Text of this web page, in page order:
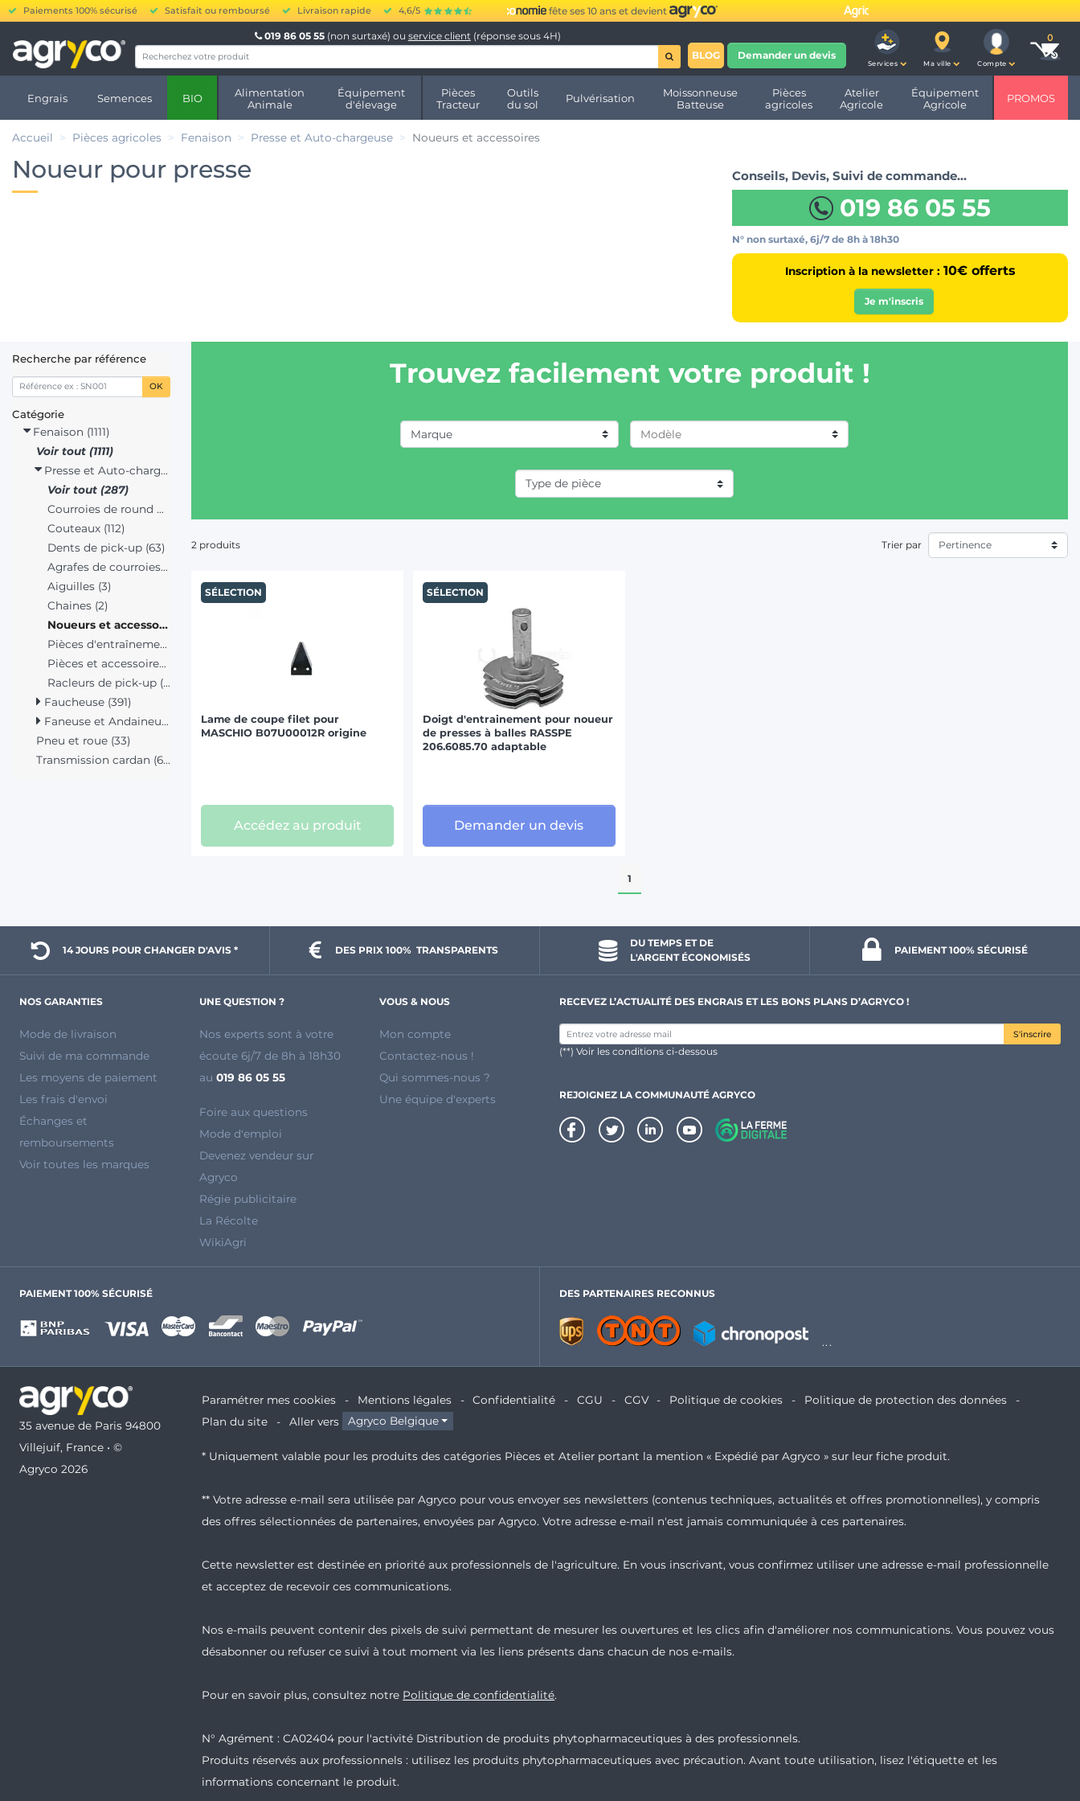
Paiements 100% sécurisé Satisfait ou remboursé Livraison rapide 4,6/5 fête ses 10 ans et devient
019 86 05 55 (non surtaxé) ou service client (réponse sous 4H)
BLOG
Demander un devis
Services Ma ville Compte
Engrais Semences BIO
Alimentation
Animale
Équipement
d'élevage
Pièces
Tracteur
Outils
du sol
Pulvérisation
Moissonneuse
Batteuse
Pièces
agricoles
Atelier
Agricole
Équipement
Agricole
PROMOS
Accueil Pièces agricoles Fenaison Presse et Auto-chargeuse Noueurs et accessoires
Noueur pour presse Conseils, Devis, Suivi de commande…
019 86 05 55
N° non surtaxé, 6j/7 de 8h à 18h30
Inscription à la newsletter : 10€ offerts
Je m'inscris
Recherche par référence
OK
Catégorie
Fenaison (1111)
Voir tout (1111)
Presse et Auto-chargeuse (287)
Voir tout (287)
Courroies de round baller (50)
Couteaux (112)
Dents de pick-up (63)
Agrafes de courroies (33)
Aiguilles (3)
Chaines (2)
Noueurs et accessoires (2)
Pièces d'entraînement (14)
Pièces et accessoires (4)
Racleurs de pick-up (4)
Faucheuse (391)
Faneuse et Andaineur (334)
Pneu et roue (33)
Transmission cardan (67)
Trouvez facilement votre produit !
Marque
MASCHIO GASPARDO (1)
RASSPE (1)
2 produits Trier par
SÉLECTION
Lame de coupe filet pour
MASCHIO B07U00012R origine
Accédez au produit
SÉLECTION
Doigt d'entrainement pour noueur
de presses à balles RASSPE
206.6085.70 adaptable
Demander un devis
1
14 JOURS POUR CHANGER D'AVIS * DES PRIX 100% TRANSPARENTS
DU TEMPS ET DE
L'ARGENT ÉCONOMISÉS
PAIEMENT 100% SÉCURISÉ
NOS GARANTIES
Mode de livraison
Suivi de ma commande
Les moyens de paiement
Les frais d'envoi
Échanges et
remboursements
Voir toutes les marques
UNE QUESTION ?
Nos experts sont à votre
écoute 6j/7 de 8h à 18h30
au 019 86 05 55
Foire aux questions
Mode d'emploi
Devenez vendeur sur
Agryco
Régie publicitaire
La Récolte
WikiAgri
VOUS & NOUS
Mon compte
Contactez-nous !
Qui sommes-nous ?
Une équipe d'experts
RECEVEZ L’ACTUALITÉ DES ENGRAIS ET LES BONS PLANS D’AGRYCO !
S'inscrire
(**) Voir les conditions ci-dessous
REJOIGNEZ LA COMMUNAUTÉ AGRYCO
PAIEMENT 100% SÉCURISÉ DES PARTENAIRES RECONNUS
35 avenue de Paris 94800
Villejuif, France • ©
Agryco 2026
Paramétrer mes cookies Mentions légales Confidentialité CGU CGV Politique de cookies
Politique de protection des données
Plan du site
Aller vers Agryco Belgique
* Uniquement valable pour les produits des catégories Pièces et Atelier portant la mention « Expédié par Agryco » sur leur fiche produit.
** Votre adresse e-mail sera utilisée par Agryco pour vous envoyer ses newsletters (contenus techniques, actualités et offres promotionnelles), y compris
des offres sélectionnées de partenaires, envoyées par Agryco. Votre adresse e-mail n'est jamais communiquée à ces partenaires.
Cette newsletter est destinée en priorité aux professionnels de l'agriculture. En vous inscrivant, vous confirmez utiliser une adresse e-mail professionnelle
et acceptez de recevoir ces communications.
Nos e-mails peuvent contenir des pixels de suivi permettant de mesurer les ouvertures et les clics afin d'améliorer nos communications. Vous pouvez vous
désabonner ou refuser ce suivi à tout moment via les liens présents dans chacun de nos e-mails.
Pour en savoir plus, consultez notre Politique de confidentialité.
N° Agrément : CA02404 pour l'activité Distribution de produits phytopharmaceutiques à des professionnels.
Produits réservés aux professionnels : utilisez les produits phytopharmaceutiques avec précaution. Avant toute utilisation, lisez l'étiquette et les
informations concernant le produit.